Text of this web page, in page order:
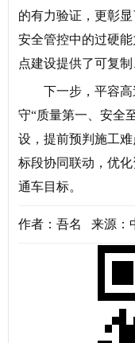
的有力验证，更彰
安全管控中的过硬
点建设提供了可复制
下一步，平容
守“质量第一、安全
设，提前预判施工
标段协同联动，优
通车目标。
作者：吾名 来源：